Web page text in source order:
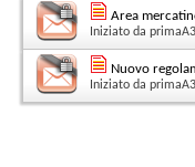
Area
Iniziato da primaA3
Nuovo
Iniziato da primaA3